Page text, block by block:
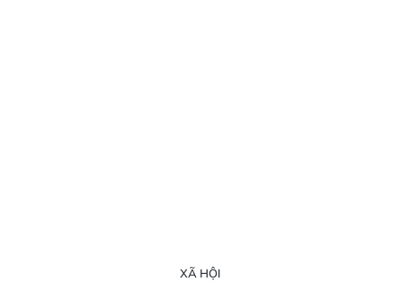
XÃ HỘI